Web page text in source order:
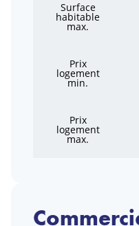
Surface
habitable
max.
Prix
logement
min.
Prix
logement
max.